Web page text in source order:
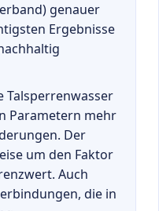
genauer
Ergebnisse
Talsperrenwasser
Parametern mehr
Der
um den Faktor
Auch
die in